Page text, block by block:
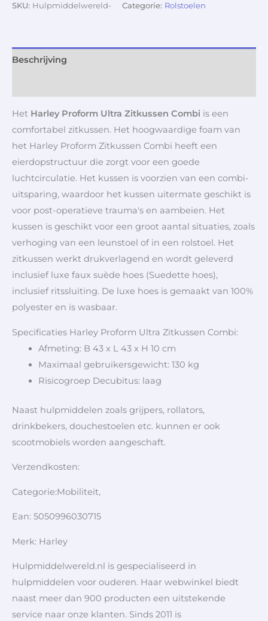
SKU: Hulpmiddelwereld- Categorie: Rolstoelen
Beschrijving
Het Harley Proform Ultra Zitkussen Combi is een
comfortabel zitkussen. Het hoogwaardige foam van
het Harley Proform Zitkussen Combi heeft een
eierdopstructuur die zorgt voor een goede
luchtcirculatie. Het kussen is voorzien van een combi-
uitsparing, waardoor het kussen uitermate geschikt is
voor post-operatieve trauma's en aambeien. Het
kussen is geschikt voor een groot aantal situaties, zoals
verhoging van een leunstoel of in een rolstoel. Het
zitkussen werkt drukverlagend en wordt geleverd
inclusief luxe faux suède hoes (Suedette hoes),
inclusief ritssluiting. De luxe hoes is gemaakt van 100%
polyester en is wasbaar.
Specificaties Harley Proform Ultra Zitkussen Combi:
Afmeting: B 43 x L 43 x H 10 cm
Maximaal gebruikersgewicht: 130 kg
Risicogroep Decubitus: laag
Naast hulpmiddelen zoals grijpers, rollators,
drinkbekers, douchestoelen etc. kunnen er ook
scootmobiels worden aangeschaft.
Verzendkosten:
Categorie:Mobiliteit,
Ean: 5050996030715
Merk: Harley
Hulpmiddelwereld.nl is gespecialiseerd in
hulpmiddelen voor ouderen. Haar webwinkel biedt
naast meer dan 900 producten een uitstekende
service naar onze klanten. Sinds 2011 is